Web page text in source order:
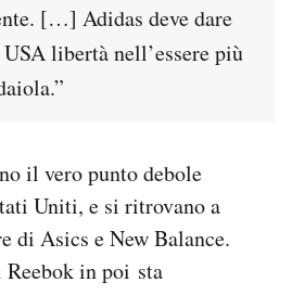
[…] Adidas deve dare
libertà nell’essere più
il vero punto debole
Uniti, e si ritrovano a
di Asics e New Balance.
in poi sta